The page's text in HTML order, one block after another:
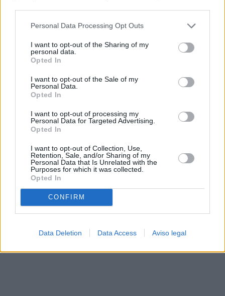
negar su consentimiento. Tenga en cuenta que algún
de su consentimiento, pero usted tiene el derecho de
rechazar tal procesamiento. Sus preferencias se aplicarán
cualquier momento entrando de nuevo en este sitio web o
visitando nuestra política de privacidad.
Personal Data Processing Opt Outs
I want to opt-out of the Sharing of my
personal data.
Opted In
I want to opt-out of the Sale of my
Personal Data.
Opted In
I want to opt-out of processing my
Personal Data for Targeted Advertising.
Opted In
I want to opt-out of Collection, Use,
Retention, Sale, and/or Sharing of my
Personal Data that Is Unrelated with the
Purposes for which it was collected.
Opted In
CONFIRM
Data Deletion Data Access Aviso legal